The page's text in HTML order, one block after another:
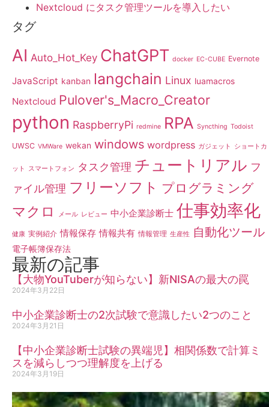
Nextcloud にタスク管理ツールを導入したい
タグ
AI Auto_Hot_Key ChatGPT docker EC-CUBE Evernote
JavaScript kanban langchain Linux luamacros
Nextcloud Pulover's_Macro_Creator
python RaspberryPi redmine RPA Syncthing Todoist
UWSC VMWare wekan windows wordpress ガジェット ショートカ
ット スマートフォン タスク管理 チュートリアル フ
ァイル管理 フリーソフト プログラミング
マクロ メール レビュー 中小企業診断士 仕事効率化
健康 実例紹介 情報保存 情報共有 情報管理 生産性 自動化ツール
電子帳簿保存法
最新の記事
【大物YouTuberが知らない】新NISAの最大の罠
2024年3月22日
中小企業診断士の2次試験で意識したい2つのこと
2024年3月21日
【中小企業診断士試験の異端児】相関係数で計算ミ
スを減らしつつ理解度を上げる
2024年3月19日